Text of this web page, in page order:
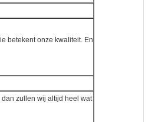
betekent onze kwaliteit. En
zullen wij altijd heel wat